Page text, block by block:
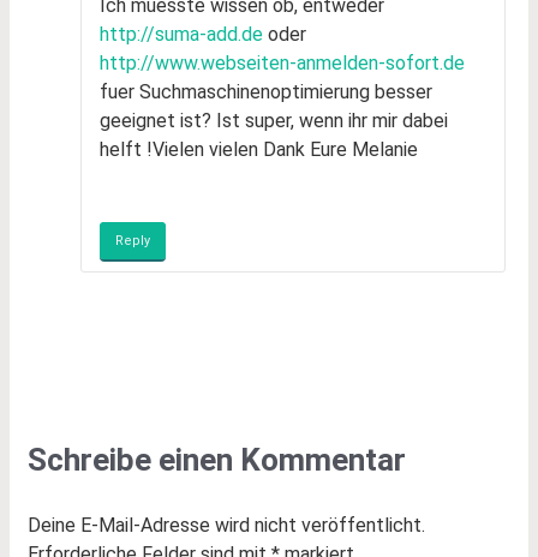
Ich muesste wissen ob, entweder
http://suma-add.de oder
http://www.webseiten-anmelden-sofort.de
fuer Suchmaschinenoptimierung besser
geeignet ist? Ist super, wenn ihr mir dabei
helft !Vielen vielen Dank Eure Melanie
Reply
Schreibe einen Kommentar
Deine E-Mail-Adresse wird nicht veröffentlicht.